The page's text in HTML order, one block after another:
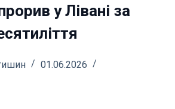
у Лівані за
01.06.2026